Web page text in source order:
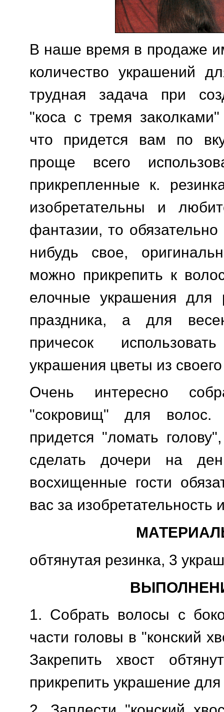
В наше время в продаже
количество украшений
трудная задача при
"коса с тремя
что придется вам по
проще всего
прикрепленные к.
изобретательны и
фантазии, то
нибудь свое,
можно прикрепить к
елочные украшения для
праздника, а для
причесок
украшения цветы из
Очень интересно
"сокровищ" для
придется "ломать
сделать дочери на
восхищенные гости
вас за изобретательность
обтянутая резинка, 3
1. Собрать волосы с
части головы в "конский
Закрепить хвост
прикрепить украшение для